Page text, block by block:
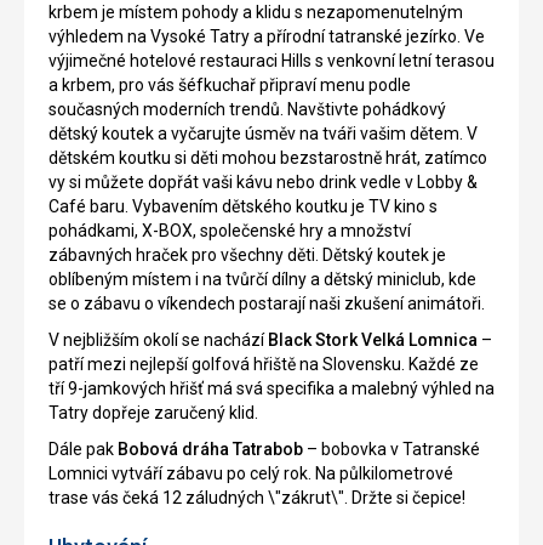
krbem je místem pohody a klidu s nezapomenutelným
výhledem na Vysoké Tatry a přírodní tatranské jezírko. Ve
výjimečné hotelové restauraci Hills s venkovní letní terasou
a krbem, pro vás šéfkuchař připraví menu podle
současných moderních trendů. Navštivte pohádkový
dětský koutek a vyčarujte úsměv na tváři vašim dětem. V
dětském koutku si děti mohou bezstarostně hrát, zatímco
vy si můžete dopřát vaši kávu nebo drink vedle v Lobby &
Café baru. Vybavením dětského koutku je TV kino s
pohádkami, X-BOX, společenské hry a množství
zábavných hraček pro všechny děti. Dětský koutek je
oblíbeným místem i na tvůrčí dílny a dětský miniclub, kde
se o zábavu o víkendech postarají naši zkušení animátoři.
V nejbližším okolí se nachází Black Stork Velká Lomnica –
patří mezi nejlepší golfová hřiště na Slovensku. Každé ze
tří 9-jamkových hřišť má svá specifika a malebný výhled na
Tatry dopřeje zaručený klid.
Dále pak Bobová dráha Tatrabob – bobovka v Tatranské
Lomnici vytváří zábavu po celý rok. Na půlkilometrové
trase vás čeká 12 záludných \"zákrut\". Držte si čepice!